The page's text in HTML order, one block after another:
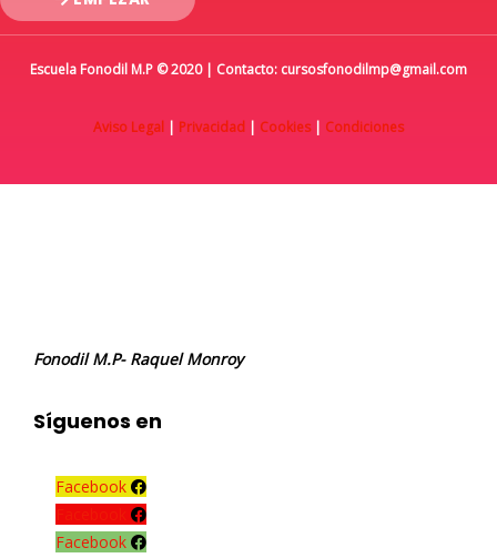
Escuela Fonodil M.P © 2020 | Contacto: cursosfonodilmp@gmail.com
Aviso Legal | Privacidad | Cookies| Condiciones
Fonodil M.P- Raquel Monroy
Síguenos en
Facebook
Facebook